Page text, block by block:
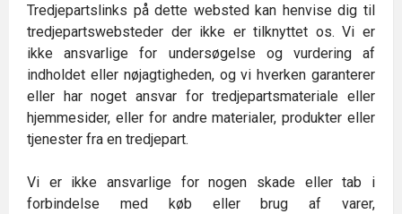
Tredjepartslinks på dette websted kan henvise dig til
tredjepartswebsteder der ikke er tilknyttet os. Vi er
ikke ansvarlige for undersøgelse og vurdering af
indholdet eller nøjagtigheden, og vi hverken garanterer
eller har noget ansvar for tredjepartsmateriale eller
hjemmesider, eller for andre materialer, produkter eller
tjenester fra en tredjepart.
Vi er ikke ansvarlige for nogen skade eller tab i
forbindelse med køb eller brug af varer,